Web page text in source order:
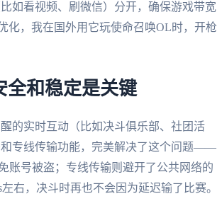
如看视频、刷微信）分开，确保游戏带宽
化，我在国外用它玩使命召唤OL时，开枪
全和稳定是关键
的实时互动（比如决斗俱乐部、社团活
专线传输功能，完美解决了这个问题——
账号被盗；专线传输则避开了公共网络的
右，决斗时再也不会因为延迟输了比赛。